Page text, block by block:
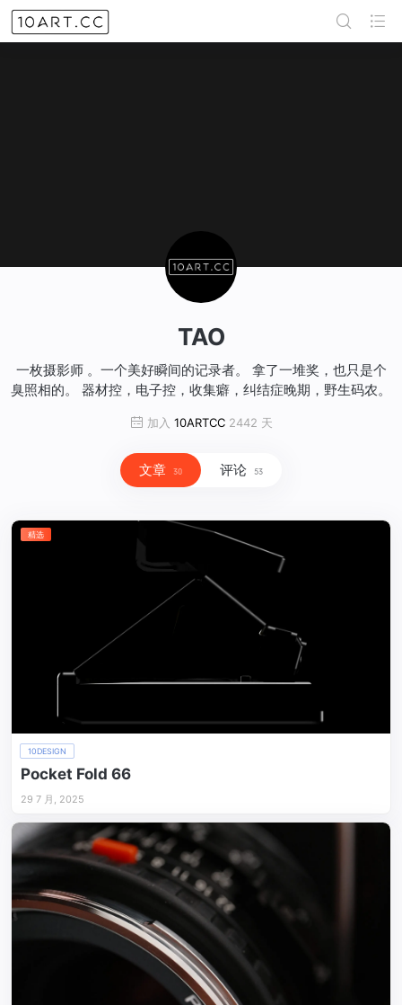
TAO
一枚摄影师 。一个美好瞬间的记录者。 拿了一堆奖，也只是个
臭照相的。 器材控，电子控，收集癖，纠结症晚期，野生码农。
加入 10ARTCC 2442 天
文章 30 评论 53
精选
10DESIGN
Pocket Fold 66
29 7 月, 2025